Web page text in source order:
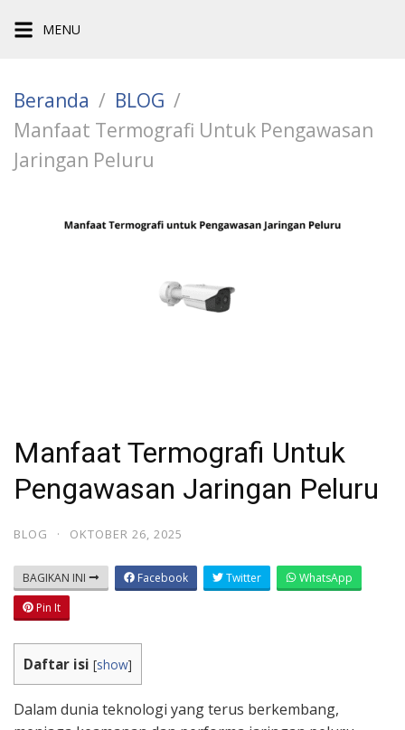
ke
MENU
Beranda
BLOG
Manfaat Termografi Untuk Pengawasan
Jaringan Peluru
Manfaat Termografi Untuk
Pengawasan Jaringan Peluru
BLOG · OKTOBER 26, 2025
BAGIKAN INI Facebook Twitter
WhatsApp
Pin It
Daftar isi [show]
Dalam dunia teknologi yang terus berkembang,